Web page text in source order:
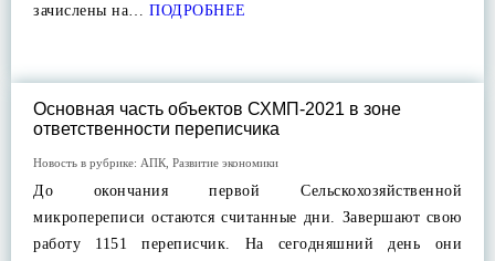
зачислены на… ПОДРОБНЕЕ
Основная часть объектов СХМП-2021 в зоне
ответственности переписчика
Новость в рубрике: АПК Развитие экономики
До окончания первой Сельскохозяйственной
микропереписи остаются считанные дни. Завершают свою
работу 1151 переписчик. На сегодняшний день они